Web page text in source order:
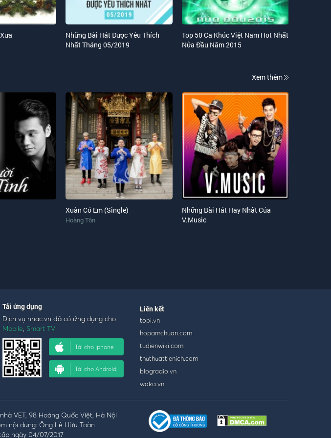
Những Bài Hát Được Yêu Thích
Nhất Tháng 05/2019
Top 50 Ca Khúc Việt Nam Hot Nhất
Nửa Đầu Năm 2015
Xem thêm
Xuân Có Em (Single)
Hoàng Tôn
Những Bài Hát Hay Nhất Của
V.Music
Tải ứng dụng
Dịch vụ nhac.vn đã có ứng dụng cho
Mobile, Smart TV
Tải cho iphone
Tải cho Android
Liên kết
topi.vn
hopamchuan.com
tudienwiki.com
thuthuattienich.com
blogradio.vn
waka.vn
VET, 98 Hoàng Quốc Việt, Hà Nội
nội dung: Ông Lê Hữu Toàn
ngày 04/07/2017